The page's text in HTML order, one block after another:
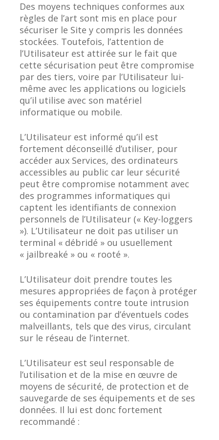
Des moyens techniques conformes aux
règles de l’art sont mis en place pour
sécuriser le Site y compris les données
stockées. Toutefois, l’attention de
l’Utilisateur est attirée sur le fait que
cette sécurisation peut être compromise
par des tiers, voire par l’Utilisateur lui-
même avec les applications ou logiciels
qu’il utilise avec son matériel
informatique ou mobile.
L’Utilisateur est informé qu’il est
fortement déconseillé d’utiliser, pour
accéder aux Services, des ordinateurs
accessibles au public car leur sécurité
peut être compromise notamment avec
des programmes informatiques qui
captent les identifiants de connexion
personnels de l’Utilisateur (« Key-loggers
»). L’Utilisateur ne doit pas utiliser un
terminal « débridé » ou usuellement
« jailbreaké » ou « rooté ».
L’Utilisateur doit prendre toutes les
mesures appropriées de façon à protéger
ses équipements contre toute intrusion
ou contamination par d’éventuels codes
malveillants, tels que des virus, circulant
sur le réseau de l’internet.
L’Utilisateur est seul responsable de
l’utilisation et de la mise en œuvre de
moyens de sécurité, de protection et de
sauvegarde de ses équipements et de ses
données. Il lui est donc fortement
recommandé :